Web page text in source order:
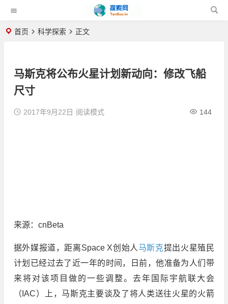
首页 科学探索 正文
马斯克将公布火星计划新动向：修改飞船
尺寸
2017年9月22日 144
阅读模式
来源：cnBeta
据外媒报道，距离Space X创始人 马斯克提出火星殖民
计划已经过去了近一年的时间，日前，他准备为人们带
来将对该项目做的一些调整。去年国际宇航联大会
（IAC）上，马斯克主要谈及了将人类送往火星的火箭